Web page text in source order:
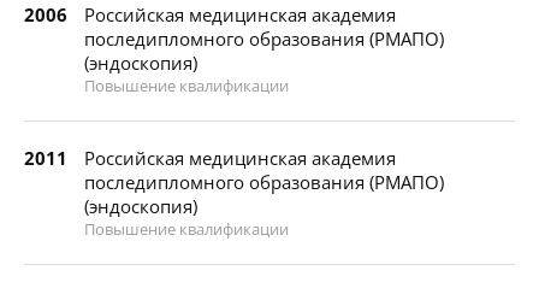
2006
Российская медицинская академия
последипломного образования (РМАПО)
(эндоскопия)
Повышение квалификации
2011
Российская медицинская академия
последипломного образования (РМАПО)
(эндоскопия)
Повышение квалификации